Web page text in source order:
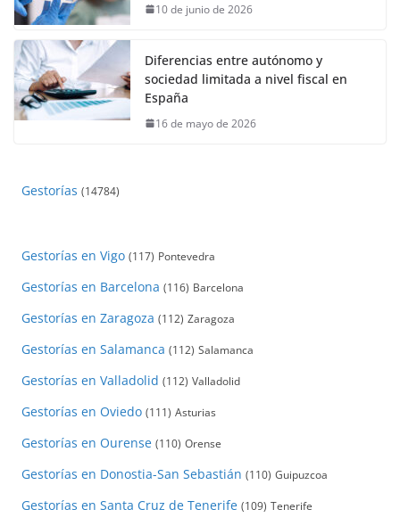
10 de junio de 2026
Diferencias entre autónomo y
sociedad limitada a nivel fiscal en
España
16 de mayo de 2026
Gestorías (14784)
Gestorías en Vigo (117) Pontevedra
Gestorías en Barcelona (116) Barcelona
Gestorías en Zaragoza (112) Zaragoza
Gestorías en Salamanca (112) Salamanca
Gestorías en Valladolid (112) Valladolid
Gestorías en Oviedo (111) Asturias
Gestorías en Ourense (110) Orense
Gestorías en Donostia-San Sebastián (110) Guipuzcoa
Gestorías en Santa Cruz de Tenerife (109) Tenerife